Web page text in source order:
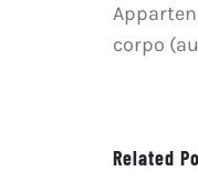
corpo
Related